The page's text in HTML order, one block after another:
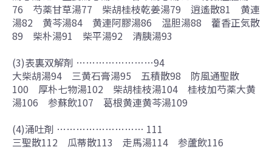
76 芍薬甘草湯77 柴胡桂枝乾姜湯79 逍遙散81 黄連
湯82 黄芩湯84 黄連阿膠湯86 温胆湯88 藿香正気散
89 柴朴湯91 柴平湯92 清胰湯93
(3)表裏双解剤 ……………………94
大柴胡湯94 三黄石膏湯95 五積散98 防風通聖散
100 厚朴七物湯102 柴胡桂枝湯104 桂枝加芍薬大黄
湯106 参蘇飲107 葛根黄連黄芩湯109
(4)涌吐剤 ……………………… 111
三聖散112 瓜蒂散113 走馬湯114 参蘆飲116